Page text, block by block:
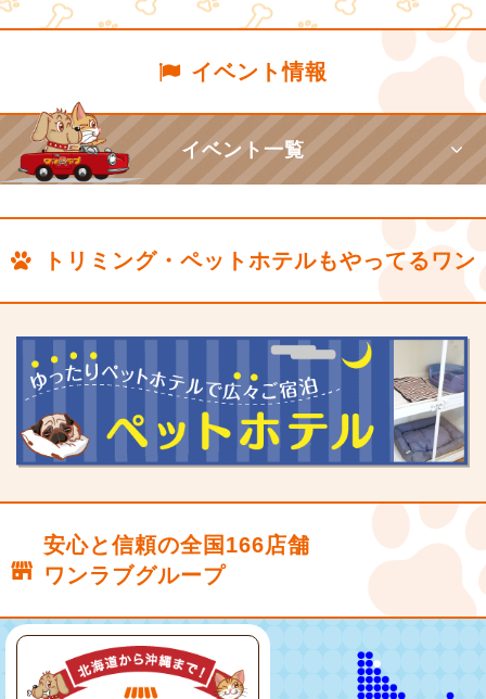
イベント情報
イベント一覧
トリミング・ペットホテルもやってるワン
安心と信頼の全国166店舗
ワンラブグループ